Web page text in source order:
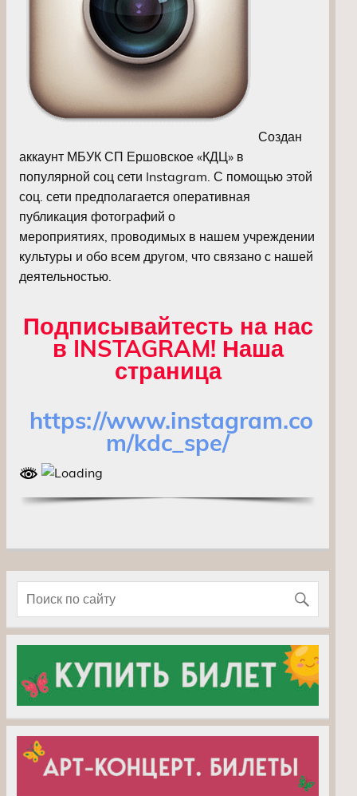
Создан
аккаунт МБУК СП Ершовское «КДЦ» в
популярной соц сети Instagram. С помощью этой
соц. сети предполагается оперативная
публикация фотографий о
мероприятиях, проводимых в нашем учреждении
культуры и обо всем другом, что связано с нашей
деятельностью.
Подписывайтесть на нас
в INSTAGRAM! Наша
страница
https://www.instagram.co
m/kdc_spe/